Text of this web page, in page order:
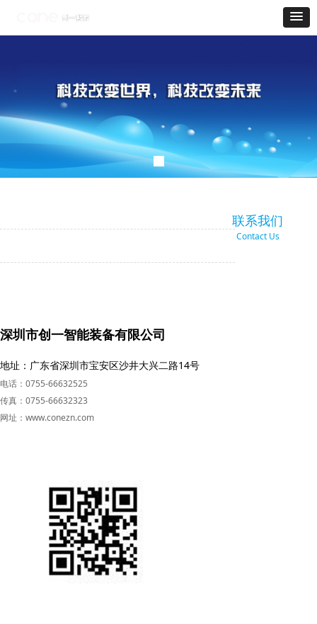
联系我们
Contact Us
深圳市创一智能装备有限公司
地址：广东省深圳市宝安区沙井大兴二路14号
电话：0755-66632525
传真：0755-66632323
网址：www.conezn.com